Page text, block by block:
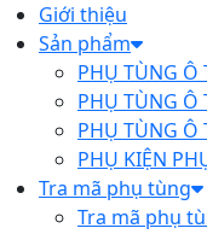
Giới thiệu
Sản phẩm
PHỤ TÙNG Ô
PHỤ TÙNG Ô
PHỤ TÙNG
PHỤ KIỆN
Tra mã phụ tùng
Tra mã phụ